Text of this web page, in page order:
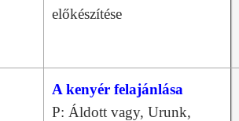
előkészítése
A kenyér felajánlása
P: Áldott vagy, Urunk,